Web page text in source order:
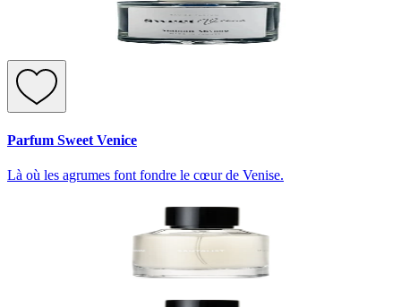
Parfum Sweet Venice
Là où les agrumes font fondre le cœur de Venise.